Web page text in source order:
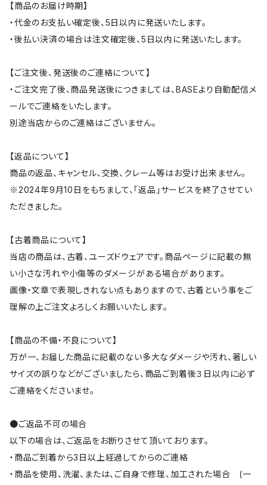
【商品のお届け時期】
・代金のお支払い確定後、5日以内に発送いたします。
・後払い決済の場合は注文確定後、5日以内に発送いたします。
【ご注文後、発送後のご連絡について】
・ご注文完了後、商品発送後につきましては、BASEより自動配信メ
ールでご連絡をいたします。
別途当店からのご連絡はございません。
【返品について】
商品の返品、キャンセル、交換、クレーム等はお受け出来ません。
※2024年9月10日をもちまして、「返品」サービスを終了させてい
ただきました。
【古着商品について】
当店の商品は、古着、ユーズドウェアです。商品ページに記載の無
い小さな汚れや小傷等のダメージがある場合があります。
画像・文章で表現しきれない点もありますので、古着という事をご
理解の上ご注文よろしくお願いいたします。
【商品の不備・不良について】
万が一、お届した商品に記載のない多大なダメージや汚れ、著しい
サイズの誤りなどがございましたら、商品ご到着後３日以内に必ず
ご連絡をくださいませ。
●ご返品不可の場合
以下の場合は、ご返品をお断りさせて頂いております。
・商品ご到着から3日以上経過してからのご連絡
・商品を使用、洗濯、または、ご自身で修理、加工された場合 (一